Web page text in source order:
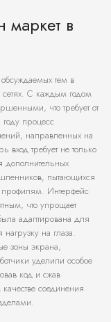
маркет в
тем в
С каждым годом
что требует от
процесс
направленных на
вход требует не только
дополнительных
пытающихся
профилям. Интерфейс
что упрощает
адаптирована для
на глаза.
зоны экрана,
уделили особое
код и сжав
соединения